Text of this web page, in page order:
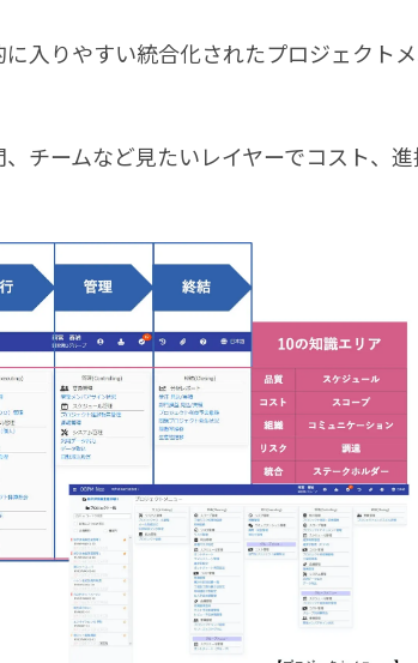
入りやすい統合化されたプロジェクト
チームなど見たいレイヤーでコスト、